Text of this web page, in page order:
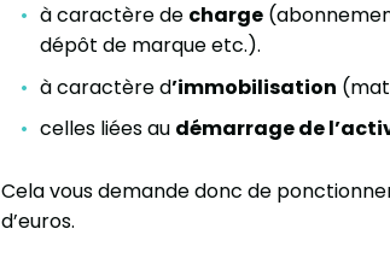
à caractère de charge
dépôt de marque etc.).
à caractère d’immobilisation
celles liées au démarrage de
Cela vous demande donc de
d’euros.